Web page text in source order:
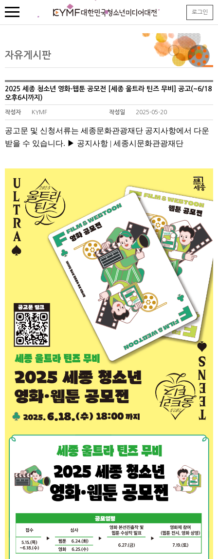
로그인
자유게시판
2025 세종 청소년 영화·웹툰 공모전 [세종 울트라 틴즈 무비] 공고(~6/18
오후6시까지)
작성자 KYMF 작성일 2025-05-20
공고문 및 신청서류는 세종문화관광재단 공지사항에서 다운
받을 수 있습니다. ▶ 공지사항 | 세종시문화관광재단